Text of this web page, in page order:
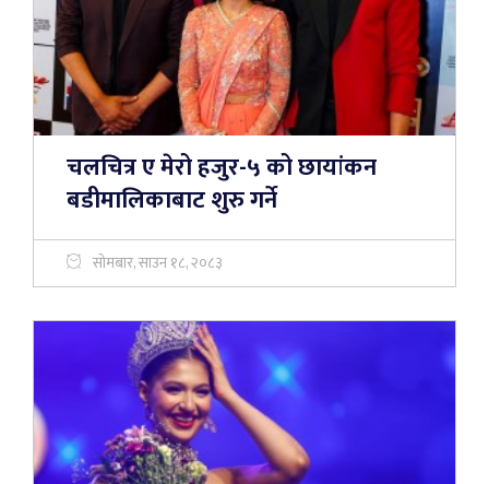
चलचित्र ए मेरो हजुर-५ को छायांकन
बडीमालिकाबाट शुरु गर्ने
सोमबार, साउन १८, २०८३